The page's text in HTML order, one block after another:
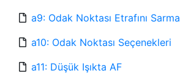
a9: Odak Noktası Etrafını Sarma
a10: Odak Noktası Seçenekleri
a11: Düşük Işıkta AF